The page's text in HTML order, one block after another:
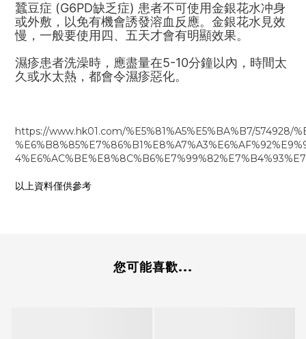
蠶豆症 (G6PD缺乏症) 患者不可使用金銀花水冲身
或外敷，以免有機會誘發溶血反應。金銀花水見效
慢，一般要使用四、五天才會有明顯效果。
濕疹患者洗澡時，應盡量在5-10分鐘以內，時間太
久或水太熱，都會令濕疹惡化。
https://www.hk01.com/%E5%81%A5%E5%BA%B7/574928/
以上資料僅供參考
您可能喜歡...